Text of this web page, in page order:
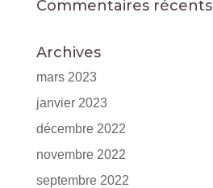
Commentaires récents
Archives
mars 2023
janvier 2023
décembre 2022
novembre 2022
septembre 2022